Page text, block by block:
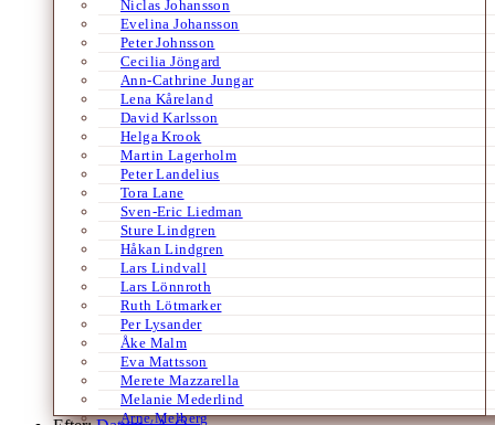
Niclas Johansson
Evelina Johansson
Peter Johnsson
Cecilia Jöngard
Ann-Cathrine Jungar
Lena Kåreland
David Karlsson
Helga Krook
Martin Lagerholm
Peter Landelius
Tora Lane
Sven-Eric Liedman
Sture Lindgren
Håkan Lindgren
Lars Lindvall
Lars Lönnroth
Ruth Lötmarker
Per Lysander
Åke Malm
Eva Mattsson
Merete Mazzarella
Melanie Mederlind
Arne Melberg